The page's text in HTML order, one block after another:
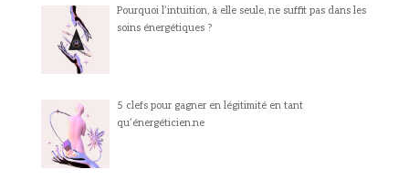
Pourquoi l’intuition, à elle seule, ne suffit pas dans les
soins énergétiques ?
5 clefs pour gagner en légitimité en tant
qu’énergéticien.ne